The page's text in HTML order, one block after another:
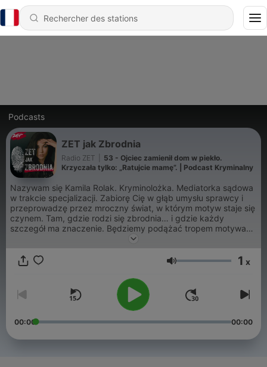
Podcasts
ZET jak Zbrodnia
Radio ZET
53 - Ojciec zamienił dom w piekło.
Krzyczała tylko: „Ratujcie mamę”. | Podcast Kryminalny
Nazywam się Kamila Rolak. Kryminolożka. Mediatorka sądowa
w trakcie specjalizacji. Zabiorę Cię w głąb umysłu sprawcy i
przeprowadzę przez mroczny świat, w którym motyw staje się
czynem. Tam, gdzie rodzi się zbrodnia… i gdzie każdy
szczegół ma znaczenie. Będziemy podążać tropem motywacji,
obnażać mechanizmy i łączyć fakty, których nikt wcześniej nie
zachowań. ZET jak Zbrodnia.
Volume 1 x
00:00 00:00